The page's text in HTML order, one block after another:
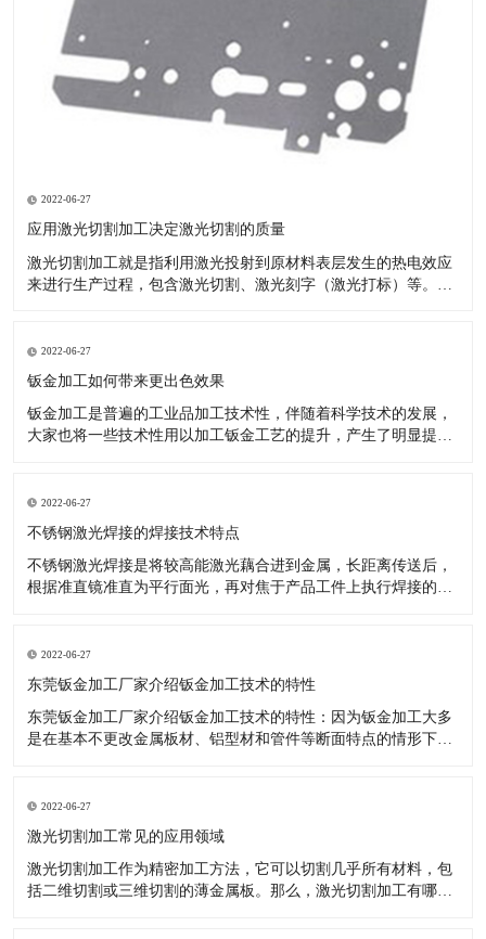
2022-06-27
应用激光切割加工决定激光切割的质量
激光切割加工就是指利用激光投射到原材料表层发生的热电效应
来进行生产过程，包含激光切割、激光刻字（激光打标）等。现
光切割成形生产塑胶产品：节省注塑模具投资：塑料激光切割加
工不用模具
2022-06-27
钣金加工如何带来更出色效果
钣金加工是普遍的工业品加工技术性，伴随着科学技术的发展，
大家也将一些技术性用以加工钣金工艺的提升，产生了明显提
许多厂商的青睐。降低了投入耗费、操作更轻轻松松。 大家知
道，因为工业品十分
2022-06-27
不锈钢激光焊接的焊接技术特点
不锈钢激光焊接是将较高能激光藕合进到金属，长距离传送后，
根据准直镜准直为平行面光，再对焦于产品工件上执行焊接的一
间和动能上的分光，能开展多光束与此同时加工，为更高精度的
焊接给予了标准。
2022-06-27
东莞钣金加工厂家介绍钣金加工技术的特性
东莞钣金加工厂家介绍钣金加工技术的特性：因为钣金加工大多
是在基本不更改金属板材、铝型材和管件等断面特点的情形下，
以做成各种不一样样子、规格及特性的商品，且制造的钢结构商
品有着较高的強度和刚
2022-06-27
激光切割加工常见的应用领域
激光切割加工作为精密加工方法，它可以切割几乎所有材料，包
括二维切割或三维切割的薄金属板。那么，激光切割加工有哪些